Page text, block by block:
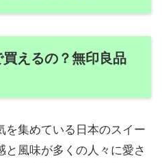
えるの？無印良品
を集めている日本のスイー
と風味が多くの人々に愛さ